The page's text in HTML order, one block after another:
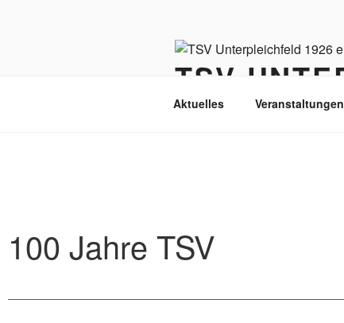
TSV
Aktuelles Veranstaltungen
100 Jahre TSV